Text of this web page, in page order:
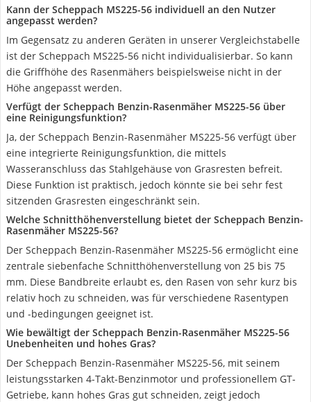
Kann der Scheppach MS225-56 individuell an den Nutzer
angepasst werden?
Im Gegensatz zu anderen Geräten in unserer Vergleichstabelle
ist der Scheppach MS225-56 nicht individualisierbar. So kann
die Griffhöhe des Rasenmähers beispielsweise nicht in der
Höhe angepasst werden.
Verfügt der Scheppach Benzin-Rasenmäher MS225-56 über
eine Reinigungsfunktion?
Ja, der Scheppach Benzin-Rasenmäher MS225-56 verfügt über
eine integrierte Reinigungsfunktion, die mittels
Wasseranschluss das Stahlgehäuse von Grasresten befreit.
Diese Funktion ist praktisch, jedoch könnte sie bei sehr fest
sitzenden Grasresten eingeschränkt sein.
Welche Schnitthöhenverstellung bietet der Scheppach Benzin-
Rasenmäher MS225-56?
Der Scheppach Benzin-Rasenmäher MS225-56 ermöglicht eine
zentrale siebenfache Schnitthöhenverstellung von 25 bis 75
mm. Diese Bandbreite erlaubt es, den Rasen von sehr kurz bis
relativ hoch zu schneiden, was für verschiedene Rasentypen
und -bedingungen geeignet ist.
Wie bewältigt der Scheppach Benzin-Rasenmäher MS225-56
Unebenheiten und hohes Gras?
Der Scheppach Benzin-Rasenmäher MS225-56, mit seinem
leistungsstarken 4-Takt-Benzinmotor und professionellem GT-
Getriebe, kann hohes Gras gut schneiden, zeigt jedoch